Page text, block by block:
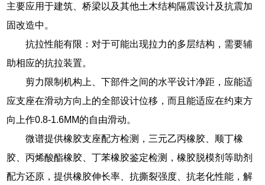
主要应用于建筑、桥梁以及其他土木结构隔震设计及抗震加
固改造中。
抗拉性能有限：对于可能出现拉力的多层结构，需要辅
助相应的抗拉装置。
剪力限制机构上、下部件之间的水平设计净距，应能适
应支座在滑动方向上的全部设计位移，而且能适应在约束方
向上作0.8-1.6MM的自由滑动。
微谱提供橡胶支座配方检测，三元乙丙橡胶、顺丁橡
胶、丙烯酸酯橡胶、丁苯橡胶鉴定检测，橡胶脱模剂等助剂
配方还原，提供橡胶伸长率、抗撕裂强度、抗老化性能，解